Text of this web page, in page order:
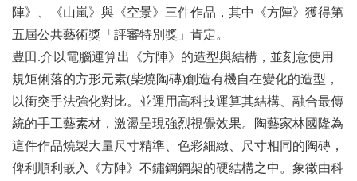
陣》、《山嵐》與《空景》三件作品，其中《方陣》獲得第
五屆公共藝術獎「評審特別獎」肯定。
豊田.介以電腦運算出《方陣》的造型與結構，並刻意使用
規矩俐落的方形元素(柴燒陶磚)創造有機自在變化的造型，
以衝突手法強化對比。並運用高科技運算其結構、融合最傳
統的手工藝素材，激盪呈現強烈視覺效果。陶藝家林國隆為
這件作品燒製大量尺寸精準、色彩細緻、尺寸相同的陶磚，
俾利順利嵌入《方陣》不鏽鋼鋼架的硬結構之中。象徵由科